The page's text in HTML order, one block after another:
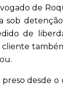
de
sob
de
cliente
desde o